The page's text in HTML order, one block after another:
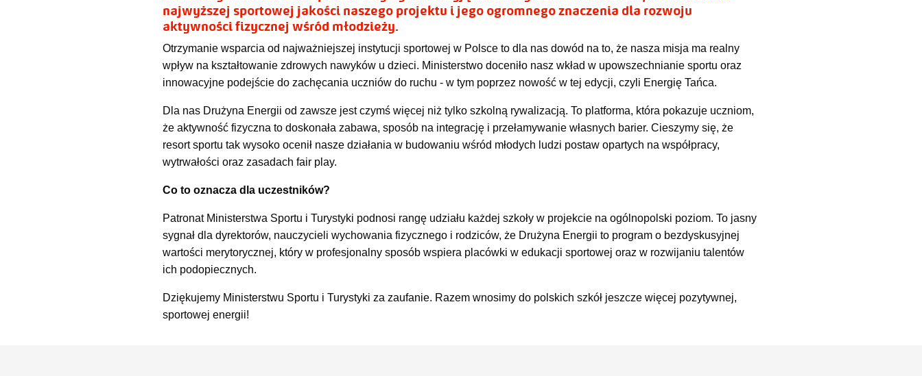
najwyższej sportowej jakości naszego projektu i jego ogromnego znaczenia dla rozwoju
aktywności fizycznej wśród młodzieży.
Otrzymanie wsparcia od najważniejszej instytucji sportowej w Polsce to dla nas dowód na to, że nasza misja ma realny
wpływ na kształtowanie zdrowych nawyków u dzieci. Ministerstwo doceniło nasz wkład w upowszechnianie sportu oraz
innowacyjne podejście do zachęcania uczniów do ruchu - w tym poprzez nowość w tej edycji, czyli Energię Tańca.
Dla nas Drużyna Energii od zawsze jest czymś więcej niż tylko szkolną rywalizacją. To platforma, która pokazuje uczniom,
że aktywność fizyczna to doskonała zabawa, sposób na integrację i przełamywanie własnych barier. Cieszymy się, że
resort sportu tak wysoko ocenił nasze działania w budowaniu wśród młodych ludzi postaw opartych na współpracy,
wytrwałości oraz zasadach fair play.
Co to oznacza dla uczestników?
Patronat Ministerstwa Sportu i Turystyki podnosi rangę udziału każdej szkoły w projekcie na ogólnopolski poziom. To jasny
sygnał dla dyrektorów, nauczycieli wychowania fizycznego i rodziców, że Drużyna Energii to program o bezdyskusyjnej
wartości merytorycznej, który w profesjonalny sposób wspiera placówki w edukacji sportowej oraz w rozwijaniu talentów
ich podopiecznych.
Dziękujemy Ministerstwu Sportu i Turystyki za zaufanie. Razem wnosimy do polskich szkół jeszcze więcej pozytywnej,
sportowej energii!